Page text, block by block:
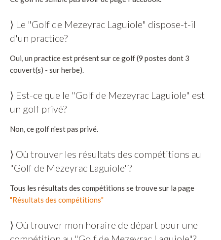
⟩ Le "Golf de Mezeyrac Laguiole" dispose-t-il
d'un practice?
Oui, un practice est présent sur ce golf (9 postes dont 3
couvert(s) - sur herbe).
⟩ Est-ce que le "Golf de Mezeyrac Laguiole" est
un golf privé?
Non, ce golf n'est pas privé.
⟩ Où trouver les résultats des compétitions au
"Golf de Mezeyrac Laguiole"?
Tous les résultats des compétitions se trouve sur la page
"Résultats des compétitions"
⟩ Où trouver mon horaire de départ pour une